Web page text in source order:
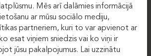
Mēs arī dalāmies informācijā
ar mūsu sociālo mediju,
partneriem, kuri to var apvienot ar
esat viņiem sniedzis vai ko viņi ir
jūsu pakalpojumus. Lai uzzinātu